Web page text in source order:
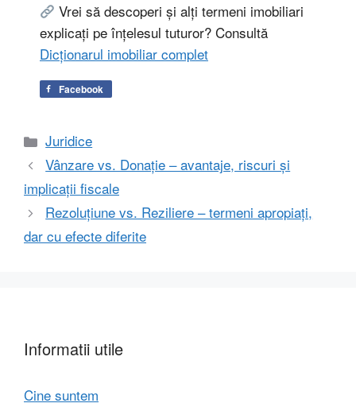
Vrei să descoperi și alți termeni imobiliari
explicați pe înțelesul tuturor? Consultă
Dicționarul imobiliar complet
Facebook
Categorii
Juridice
Vânzare vs. Donație – avantaje, riscuri și
implicații fiscale
Rezoluțiune vs. Reziliere – termeni apropiați,
dar cu efecte diferite
Informatii utile
Cine suntem